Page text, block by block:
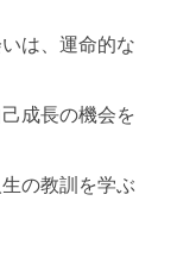
は、運命的な
成長の機会を
の教訓を学ぶ